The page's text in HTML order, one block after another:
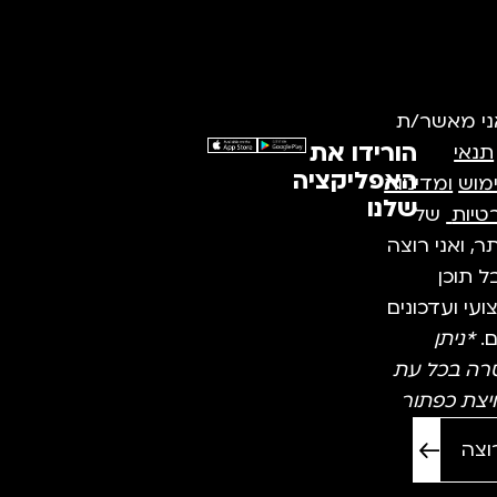
מאשר/ת
תנאי
ומדיניות
של
ואני רוצה
תוכן
ועדכונים
*ניתן
בכל עת
כפתור
הורידו את
האפליקציה
שלנו